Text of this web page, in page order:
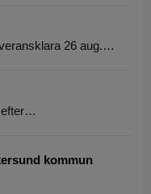
26 aug.…
efter…
kommun